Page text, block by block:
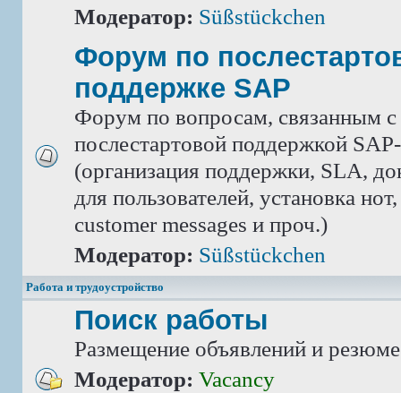
Модератор: Süßstückchen
Форум по
поддержке SAP
Форум по вопросам, связанным с
послестартовой поддержкой
(организация поддержки, SLA,
для пользователей, установка
customer messages и проч.)
Модератор: Süßstückchen
Работа и трудоустройство
Поиск работы
Размещение объявлений и резюме
Модератор: Vacancy